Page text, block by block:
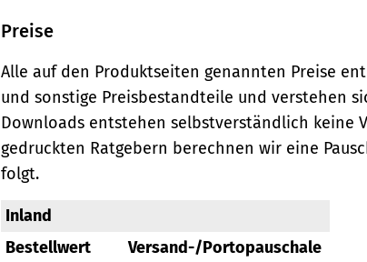
Preise
Alle auf den Produktseiten genannten Preise
und sonstige Preisbestandteile und verstehen
Downloads entstehen selbstverständlich keine
gedruckten Ratgebern berechnen wir eine
folgt.
Inland
Bestellwert
Versand-/Portopauschale